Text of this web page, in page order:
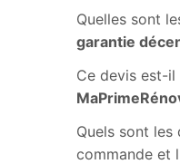
Quelles sont
garantie
Ce devis est-il
Quels sont les
commande et